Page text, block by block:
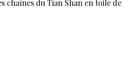
chaînes du Tian Shan en toile de